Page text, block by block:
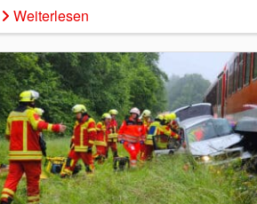
Weiterlesen